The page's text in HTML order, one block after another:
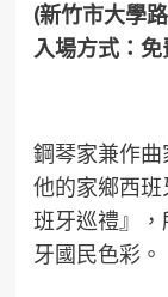
(新竹市大學
入場方式：
鋼琴家兼作曲
他的家鄉西
班牙巡禮』
牙國民色彩。